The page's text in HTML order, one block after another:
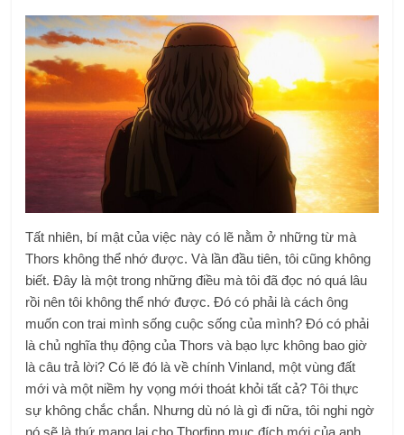
Tất nhiên, bí mật của việc này có lẽ nằm ở những từ mà
Thors không thể nhớ được. Và lần đầu tiên, tôi cũng không
biết. Đây là một trong những điều mà tôi đã đọc nó quá lâu
rồi nên tôi không thể nhớ được. Đó có phải là cách ông
muốn con trai mình sống cuộc sống của mình? Đó có phải
là chủ nghĩa thụ động của Thors và bạo lực không bao giờ
là câu trả lời? Có lẽ đó là về chính Vinland, một vùng đất
mới và một niềm hy vọng mới thoát khỏi tất cả? Tôi thực
sự không chắc chắn. Nhưng dù nó là gì đi nữa, tôi nghi ngờ